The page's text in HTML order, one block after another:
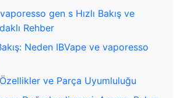
gen s Hızlı Bakış ve
Rehber
Neden IBVape ve vaporesso
ve Parça Uyumluluğu